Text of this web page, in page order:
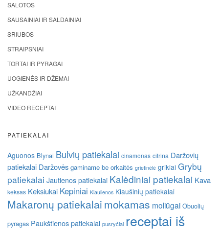
SALOTOS
SAUSAINIAI IR SALDAINIAI
SRIUBOS
STRAIPSNIAI
TORTAI IR PYRAGAI
UOGIENĖS IR DŽEMAI
UŽKANDŽIAI
VIDEO RECEPTAI
PATIEKALAI
Aguonos Blynai Bulvių patiekalai cinamonas citrina Daržovių
patiekalai Daržovės gaminame be orkaitės grietinėlė grikiai Grybų
patiekalai Jautienos patiekalai Kalėdiniai patiekalai Kava
keksas Keksiukai Kepiniai Kiaulienos Kiaušinių patiekalai
Makaronų patiekalai mokamas moliūgai Obuolių
pyragas Paukštienos patiekalai pusryčiai receptai iš